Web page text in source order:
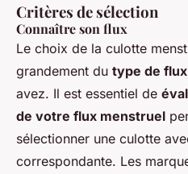
Critères de sélection
Connaître son flux
Le choix de la culotte
grandement du type de
avez. Il est essentiel de
de votre flux menstruel
sélectionner une culotte
correspondante. Les